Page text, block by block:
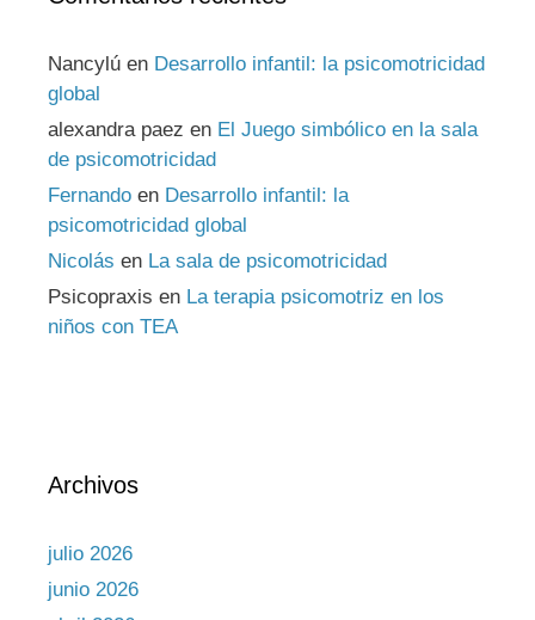
Nancylú en Desarrollo infantil: la psicomotricidad
global
alexandra paez en El Juego simbólico en la sala
de psicomotricidad
Fernando en Desarrollo infantil: la
psicomotricidad global
Nicolás en La sala de psicomotricidad
Psicopraxis en La terapia psicomotriz en los
niños con TEA
Archivos
julio 2026
junio 2026